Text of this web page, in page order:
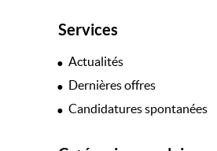
Services
Actualités
Dernières offres
Candidatures spontanées